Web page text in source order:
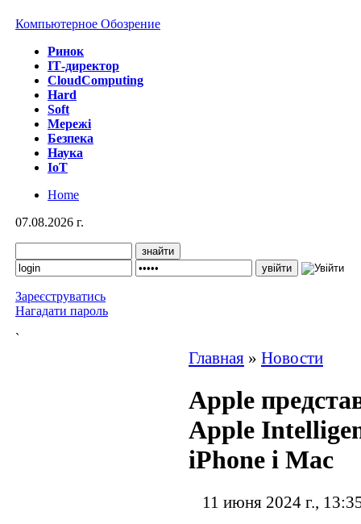
Компьютерное Обозрение
Ринок
IТ-директор
CloudComputing
Hard
Soft
Мережі
Безпека
Наука
IoT
Home
07.08.2026 г.
Зареєструватись
Нагадати пароль
`
Главная » Новости
Apple
Apple
iPhone і Mac
11 июня 2024 г.,